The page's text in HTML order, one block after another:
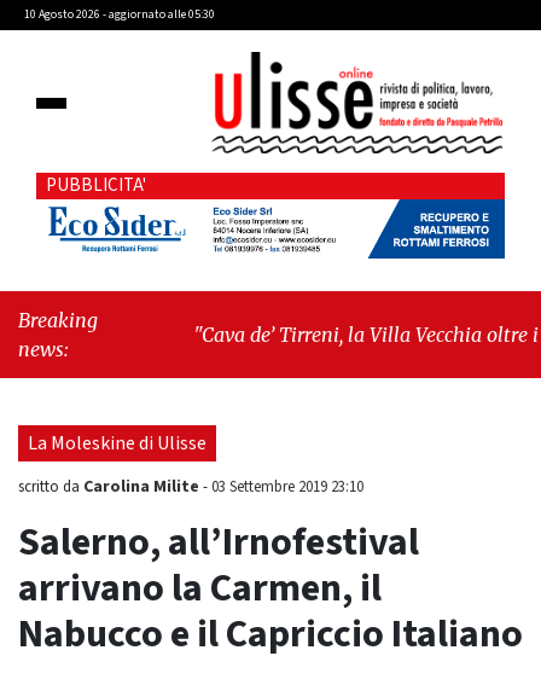
10 Agosto 2026 - aggiornato alle 05:30
PUBBLICITA'
Breaking
news:
"Cava de’ Tirreni, la Villa Vecchia oltre i
seduta consiliare: “Serve chiarezza!”"
La Moleskine di Ulisse
scritto da Carolina Milite -03 Settembre 2019 23:10
Salerno, all’Irnofestival
arrivano la Carmen, il
Nabucco e il Capriccio Italiano